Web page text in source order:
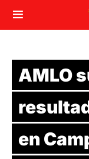
AMLO
en